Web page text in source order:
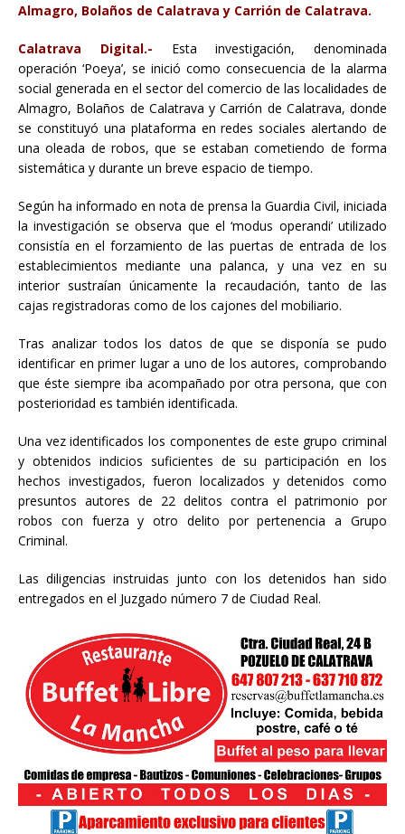
Almagro, Bolaños de Calatrava y Carrión de Calatrava.
Calatrava Digital.-
Esta investigación, denominada
operación ‘Poeya’, se inició como consecuencia de la alarma
social generada en el sector del comercio de las localidades de
Almagro, Bolaños de Calatrava y Carrión de Calatrava, donde
se constituyó una plataforma en redes sociales alertando de
una oleada de robos, que se estaban cometiendo de forma
sistemática y durante un breve espacio de tiempo.
Según ha informado en nota de prensa la Guardia Civil, iniciada
la investigación se observa que el ‘modus operandi’ utilizado
consistía en el forzamiento de las puertas de entrada de los
establecimientos mediante una palanca, y una vez en su
interior sustraían únicamente la recaudación, tanto de las
cajas registradoras como de los cajones del mobiliario.
Tras analizar todos los datos de que se disponía se pudo
identificar en primer lugar a uno de los autores, comprobando
que éste siempre iba acompañado por otra persona, que con
posterioridad es también identificada.
Una vez identificados los componentes de este grupo criminal
y obtenidos indicios suficientes de su participación en los
hechos investigados, fueron localizados y detenidos como
presuntos autores de 22 delitos contra el patrimonio por
robos con fuerza y otro delito por pertenencia a Grupo
Criminal.
Las diligencias instruidas junto con los detenidos han sido
entregados en el Juzgado número 7 de Ciudad Real.